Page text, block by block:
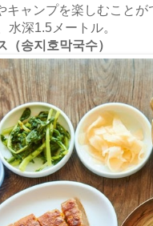
キャンプを楽しむこと
水深1.5メートル。
송지호막국수）